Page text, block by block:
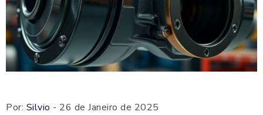
Por: Silvio - 26 de Janeiro de 2025